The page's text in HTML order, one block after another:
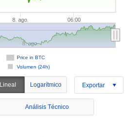
8. ago. 06:00
Price in BTC
Volumen (24h)
8. ago.
Lineal Logarítmico Exportar
Análisis Técnico